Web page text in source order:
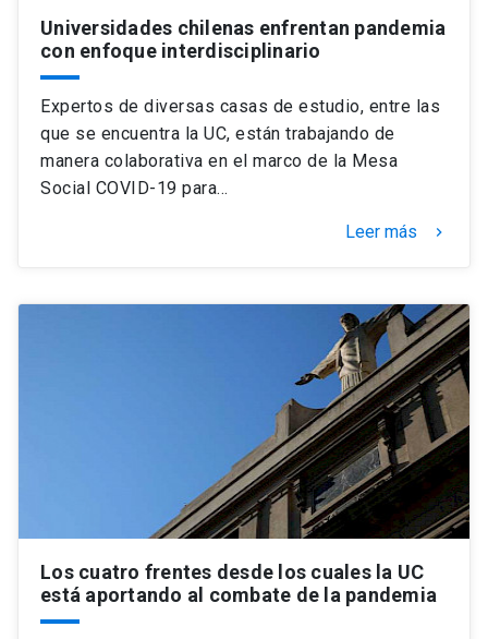
Universidades chilenas enfrentan pandemia
con enfoque interdisciplinario
Expertos de diversas casas de estudio, entre las
que se encuentra la UC, están trabajando de
manera colaborativa en el marco de la Mesa
Social COVID-19 para…
Leer más keyboard_arrow_right
Los cuatro frentes desde los cuales la UC
está aportando al combate de la pandemia